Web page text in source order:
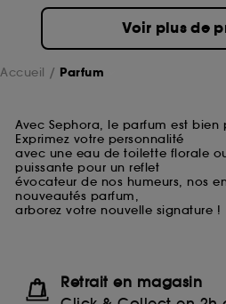
Voir plus de
Accueil Parfum
Avec Sephora, le parfum est
Exprimez votre personnalité
avec une eau de toilette florale
puissante pour un reflet
évocateur de nos humeurs, nos
nouveautés parfum,
arborez votre nouvelle signature !
Retrait en magasin